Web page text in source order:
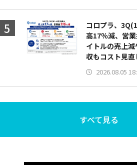
コロプラ、
高17％減、営
イトルの売上
収もコスト見
2026.08.05
すべて見る